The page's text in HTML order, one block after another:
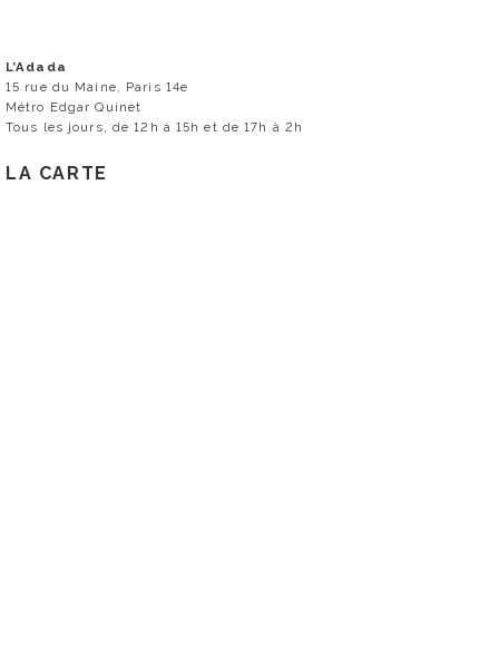
L’Adada
15 rue du Maine, Paris 14e
Métro Edgar Quinet
Tous les jours, de 12h à 15h et de 17h à 2h
LA CARTE